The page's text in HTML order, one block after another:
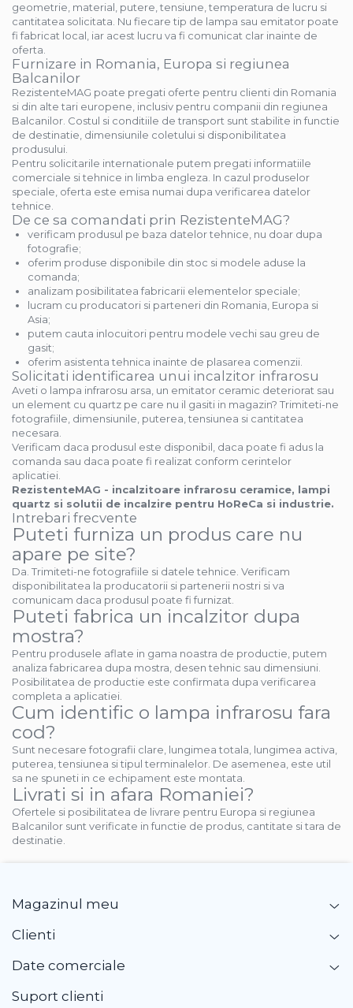
geometrie, material, putere, tensiune, temperatura de lucru si
cantitatea solicitata. Nu fiecare tip de lampa sau emitator poate
fi fabricat local, iar acest lucru va fi comunicat clar inainte de
oferta.
Furnizare in Romania, Europa si regiunea
Balcanilor
RezistenteMAG poate pregati oferte pentru clienti din Romania
si din alte tari europene, inclusiv pentru companii din regiunea
Balcanilor. Costul si conditiile de transport sunt stabilite in functie
de destinatie, dimensiunile coletului si disponibilitatea
produsului.
Pentru solicitarile internationale putem pregati informatiile
comerciale si tehnice in limba engleza. In cazul produselor
speciale, oferta este emisa numai dupa verificarea datelor
tehnice.
De ce sa comandati prin RezistenteMAG?
verificam produsul pe baza datelor tehnice, nu doar dupa
fotografie;
oferim produse disponibile din stoc si modele aduse la
comanda;
analizam posibilitatea fabricarii elementelor speciale;
lucram cu producatori si parteneri din Romania, Europa si
Asia;
putem cauta inlocuitori pentru modele vechi sau greu de
gasit;
oferim asistenta tehnica inainte de plasarea comenzii.
Solicitati identificarea unui incalzitor infrarosu
Aveti o lampa infrarosu arsa, un emitator ceramic deteriorat sau
un element cu quartz pe care nu il gasiti in magazin? Trimiteti-ne
fotografiile, dimensiunile, puterea, tensiunea si cantitatea
necesara.
Verificam daca produsul este disponibil, daca poate fi adus la
comanda sau daca poate fi realizat conform cerintelor
aplicatiei.
RezistenteMAG - incalzitoare infrarosu ceramice, lampi
quartz si solutii de incalzire pentru HoReCa si industrie.
Intrebari frecvente
Puteti furniza un produs care nu
apare pe site?
Da. Trimiteti-ne fotografiile si datele tehnice. Verificam
disponibilitatea la producatorii si partenerii nostri si va
comunicam daca produsul poate fi furnizat.
Puteti fabrica un incalzitor dupa
mostra?
Pentru produsele aflate in gama noastra de productie, putem
analiza fabricarea dupa mostra, desen tehnic sau dimensiuni.
Posibilitatea de productie este confirmata dupa verificarea
completa a aplicatiei.
Cum identific o lampa infrarosu fara
cod?
Sunt necesare fotografii clare, lungimea totala, lungimea activa,
puterea, tensiunea si tipul terminalelor. De asemenea, este util
sa ne spuneti in ce echipament este montata.
Livrati si in afara Romaniei?
Ofertele si posibilitatea de livrare pentru Europa si regiunea
Balcanilor sunt verificate in functie de produs, cantitate si tara de
destinatie.
Magazinul meu
Clienti
Date comerciale
Suport clienti